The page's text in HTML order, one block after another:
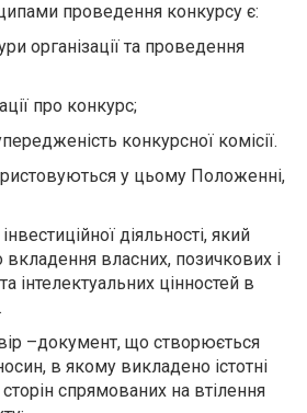
проведення конкурсу є:
організації та проведення
про конкурс;
конкурсної комісії.
у цьому Положенні,
діяльності, який
власних, позичкових і
інтелектуальних цінностей в
–документ, що створюється
в якому викладено істотні
спрямованих на втілення